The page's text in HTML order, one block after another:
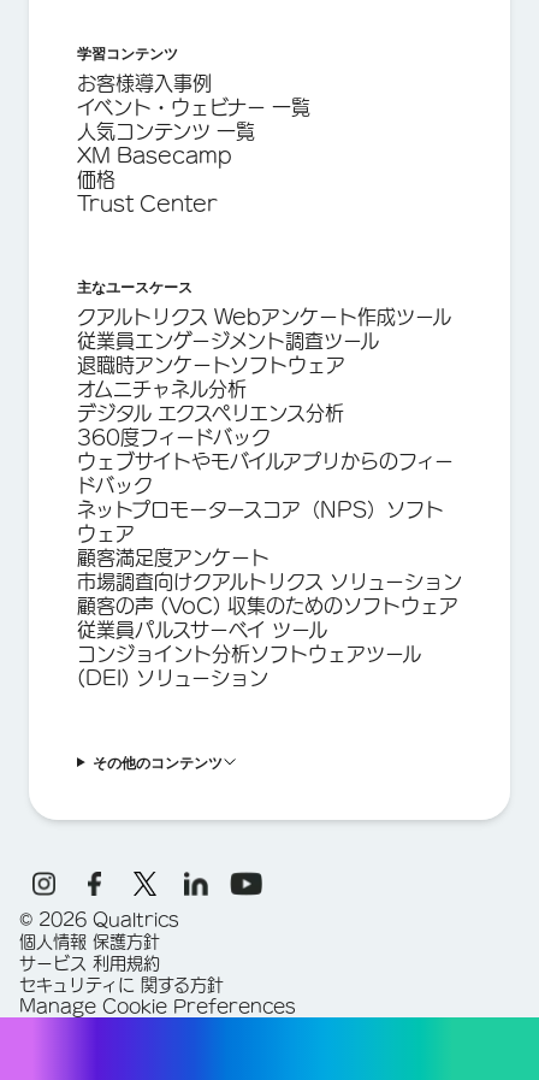
学習コンテンツ
お客様導入事例
イベント・ウェビナー 一覧
人気コンテンツ 一覧
XM Basecamp
価格
Trust Center
主なユースケース
クアルトリクス Webアンケート作成ツール
従業員エンゲージメント調査ツール
退職時アンケートソフトウェア
オムニチャネル分析
デジタル エクスペリエンス分析
360度フィードバック
ウェブサイトやモバイルアプリからのフィー
ドバック
ネットプロモータースコア（NPS）ソフト
ウェア
顧客満足度アンケート
市場調査向けクアルトリクス ソリューション
顧客の声 (VoC) 収集のためのソフトウェア
従業員パルスサーベイ ツール
コンジョイント分析ソフトウェアツール
(DEI) ソリューション
その他のコンテンツ
© 2026 Qualtrics
個人情報 保護方針
サービス 利用規約
セキュリティに 関する方針
Manage Cookie Preferences